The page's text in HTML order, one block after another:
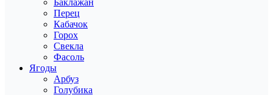
Баклажан
Перец
Кабачок
Горох
Свекла
Фасоль
Ягоды
Арбуз
Голубика